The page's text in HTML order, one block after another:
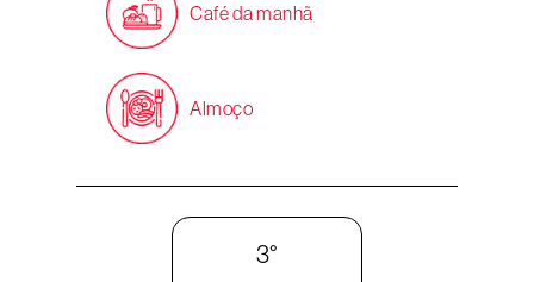
Café da manhã
Almoço
3°